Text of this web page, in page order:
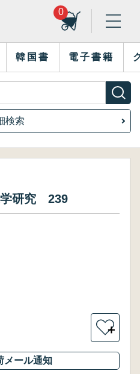
0
韓国書 電子書籍
検索
研究 239
＋
メール通知